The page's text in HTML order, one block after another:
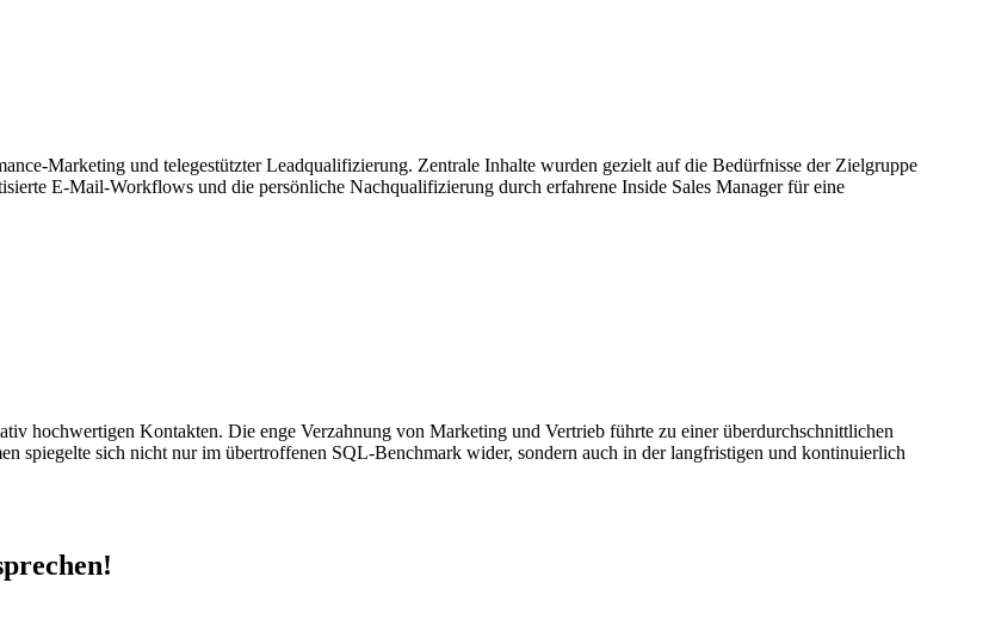
Marketing und telegestützter Leadqualifizierung. Zentrale Inhalte wurden gezielt auf die Bedürfnisse der Zielgruppe
E-Mail-Workflows und die persönliche Nachqualifizierung durch erfahrene Inside Sales Manager für eine
hochwertigen Kontakten. Die enge Verzahnung von Marketing und Vertrieb führte zu einer überdurchschnittlichen
spiegelte sich nicht nur im übertroffenen SQL-Benchmark wider, sondern auch in der langfristigen und kontinuierlich